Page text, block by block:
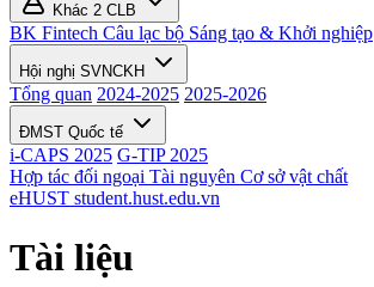
Khác 2 CLB
BK Fintech Câu lạc bộ Sáng tạo & Khởi nghiệp
Hội nghị SVNCKH
Tổng quan 2024-2025 2025-2026
ĐMST Quốc tế
i-CAPS 2025 G-TIP 2025
Hợp tác đối ngoại Tài nguyên Cơ sở vật chất
eHUST student.hust.edu.vn
Tài liệu